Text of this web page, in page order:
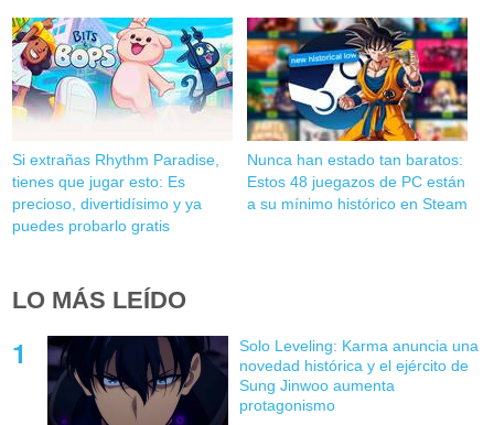
Si extrañas Rhythm Paradise,
tienes que jugar esto: Es
precioso, divertidísimo y ya
puedes probarlo gratis
Nunca han estado tan baratos:
Estos 48 juegazos de PC están
a su mínimo histórico en Steam
LO MÁS LEÍDO
Solo Leveling: Karma anuncia una
novedad histórica y el ejército de
Sung Jinwoo aumenta
protagonismo